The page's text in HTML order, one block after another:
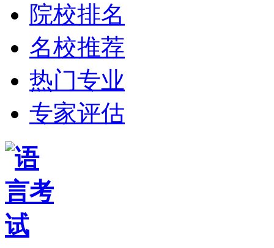
院校排名
名校推荐
热门专业
专家评估